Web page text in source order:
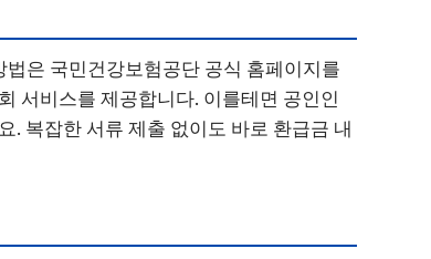
은 국민건강보험공단 공식 홈페이지를
서비스를 제공합니다. 이를테면 공인인
. 복잡한 서류 제출 없이도 바로 환급금 내